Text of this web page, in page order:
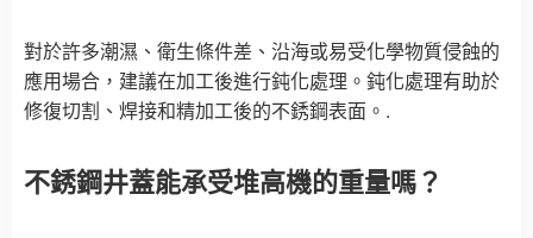
對於許多潮濕、衛生條件差、沿海或易受化學物質侵蝕的
應用場合，建議在加工後進行鈍化處理。鈍化處理有助於
修復切割、焊接和精加工後的不銹鋼表面。.
不銹鋼井蓋能承受堆高機的重量嗎？